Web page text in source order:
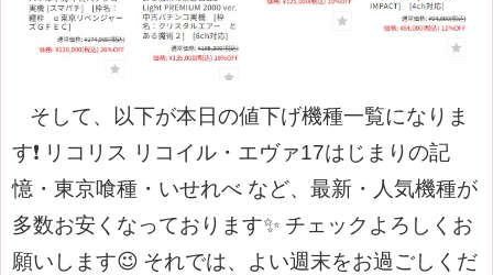
そして、以下が本日の値下げ機種一覧になりま
す❗ リコリス リコイル・エヴァ17はじまりの記
憶・東京喰種・いせれべ など、最新・人気機種が
多数お安くなっております✨ チェックよろしくお
願いします😉 それでは、よい週末をお過ごしくだ